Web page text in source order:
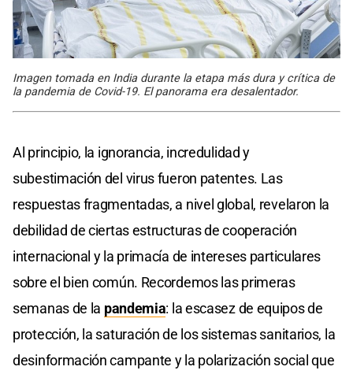
Imagen tomada en India durante la etapa más dura y crítica de
la pandemia de Covid-19. El panorama era desalentador.
Al principio, la ignorancia, incredulidad y
subestimación del virus fueron patentes. Las
respuestas fragmentadas, a nivel global, revelaron la
debilidad de ciertas estructuras de cooperación
internacional y la primacía de intereses particulares
sobre el bien común. Recordemos las primeras
semanas de la pandemia: la escasez de equipos de
protección, la saturación de los sistemas sanitarios, la
desinformación campante y la polarización social que